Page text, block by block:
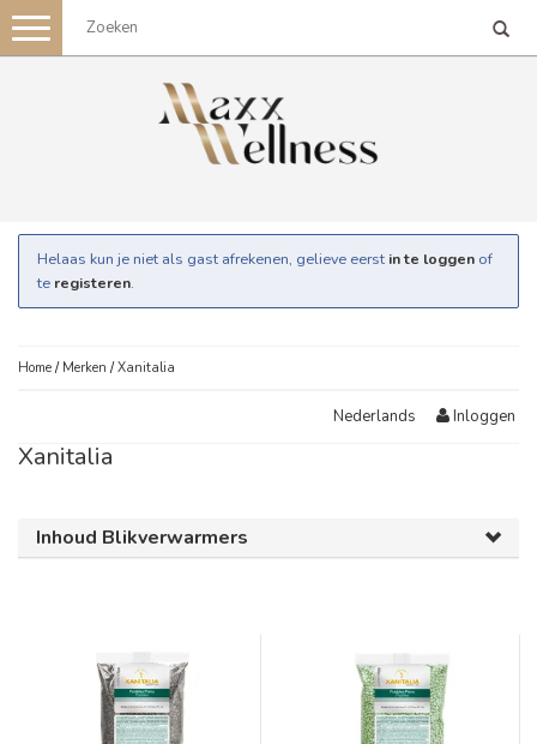
Toggle
navigation
Helaas kun je niet als gast afrekenen, gelieve eerst in te loggen of
te registeren.
Home / Merken /Xanitalia
Nederlands Inloggen
Xanitalia
Inhoud Blikverwarmers